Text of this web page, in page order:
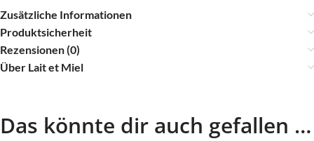
Zusätzliche Informationen
Produktsicherheit
Rezensionen (0)
Über Lait et Miel
Das könnte dir auch gefallen …